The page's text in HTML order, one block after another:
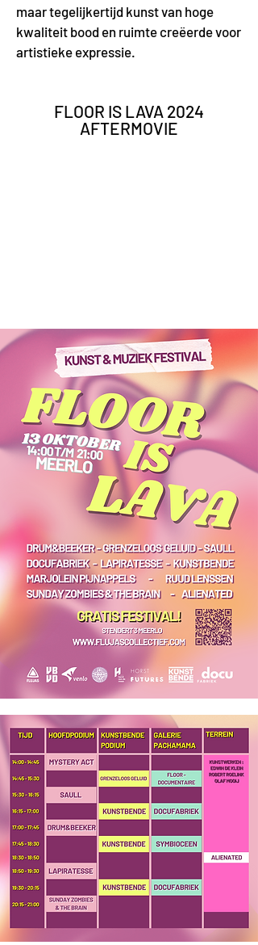
maar tegelijkertijd kunst van hoge
kwaliteit bood en ruimte creëerde voor
artistieke expressie.
FLOOR IS LAVA 2024
AFTERMOVIE